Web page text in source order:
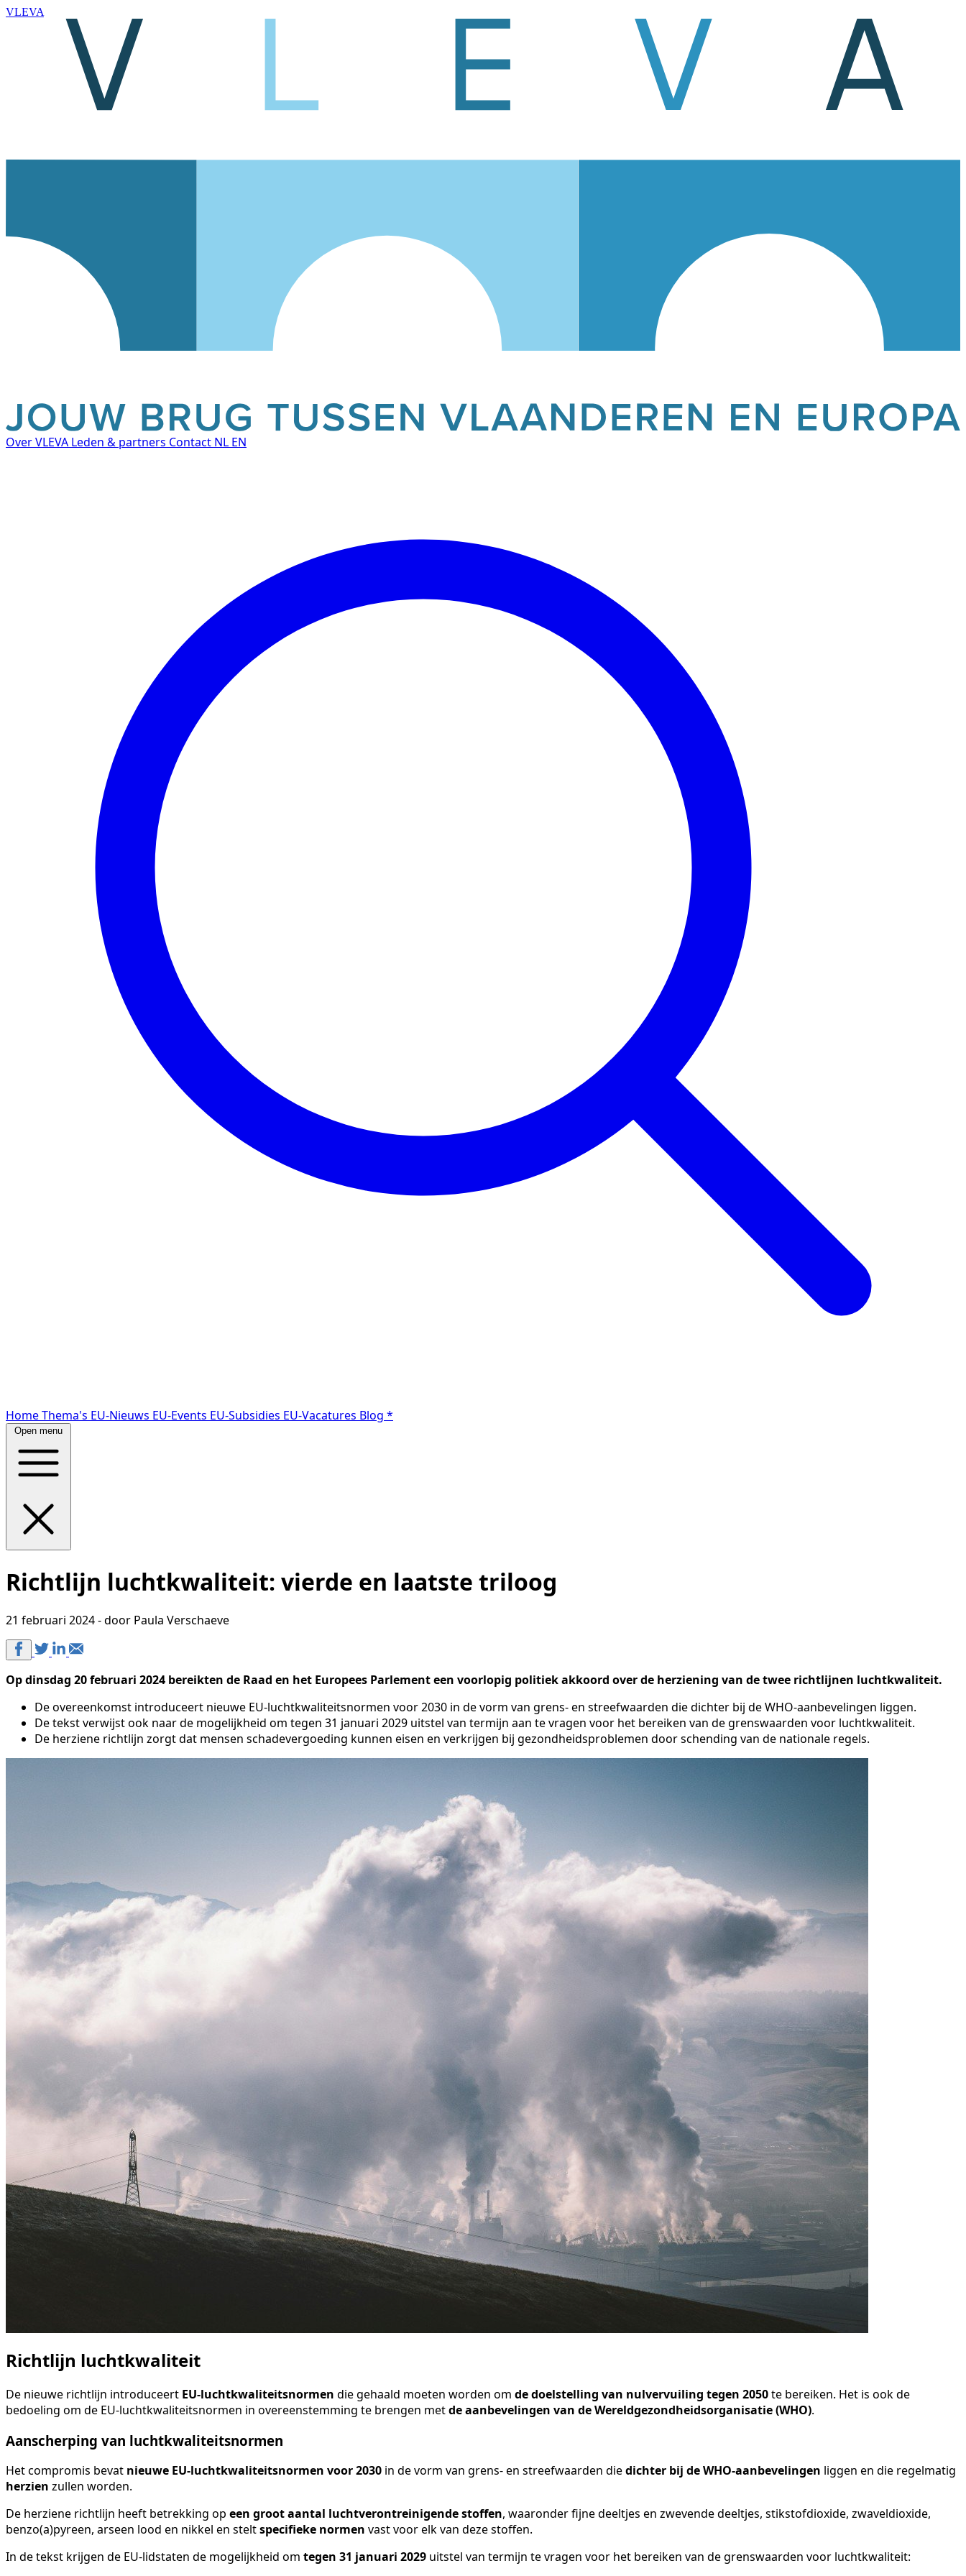
VLEVA
Over VLEVA Leden & partners Contact NL EN
HomeThema's EU-Nieuws EU-Events EU-Subsidies EU-Vacatures Blog *
Open menu
Richtlijn luchtkwaliteit: vierde en laatste triloog
21 februari 2024 - door Paula Verschaeve
Op dinsdag 20 februari 2024 bereikten de Raad en het Europees Parlement een voorlopig politiek akkoord over de herziening van de twee richtlijnen luchtkwaliteit.
De overeenkomst introduceert nieuwe EU-luchtkwaliteitsnormen voor 2030 in de vorm van grens- en streefwaarden die dichter bij de WHO-aanbevelingen liggen.
De tekst verwijst ook naar de mogelijkheid om tegen 31 januari 2029 uitstel van termijn aan te vragen voor het bereiken van de grenswaarden voor luchtkwaliteit.
De herziene richtlijn zorgt dat mensen schadevergoeding kunnen eisen en verkrijgen bij gezondheidsproblemen door schending van de nationale regels.
Richtlijn luchtkwaliteit
De nieuwe richtlijn introduceert EU-luchtkwaliteitsnormen die gehaald moeten worden om de doelstelling van nulvervuiling tegen 2050te bereiken. Het is ook de
bedoeling om de EU-luchtkwaliteitsnormen in overeenstemming te brengen metde aanbevelingen van de Wereldgezondheidsorganisatie (WHO).
Aanscherping van luchtkwaliteitsnormen
Het compromis bevat nieuwe EU-luchtkwaliteitsnormen voor 2030 in de vorm van grens- en streefwaarden diedichter bij de WHO-aanbevelingen liggen en die regelmatig
herzien zullen worden.
De herziene richtlijn heeft betrekking op een groot aantal luchtverontreinigende stoffen, waaronder fijne deeltjes en zwevende deeltjes, stikstofdioxide, zwaveldioxide,
benzo(a)pyreen, arseen lood en nikkel en steltspecifieke normen vast voor elk van deze stoffen.
In de tekst krijgen de EU-lidstaten de mogelijkheid om tegen 31 januari 2029 uitstel van termijn te vragen voor het bereiken van de grenswaarden voor luchtkwaliteit: